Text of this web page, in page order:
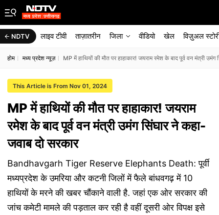
NDTV लाइव टीवी ताज़ातरीन जिला वीडियो खेल विज़ुअल
होम मध्य प्रदेश न्यूज़ MP में हाथियों की मौत पर हाहाकार! जयराम रमेश के बाद पूर्व वन मंत्री
This Article is From Nov 01, 2024
MP में हाथियों की मौत पर हाहाकार! जयराम
रमेश के बाद पूर्व वन मंत्री उमंग सिंघार ने कहा-
जवाब दो सरकार
Bandhavgarh Tiger Reserve Elephants Death: पूर्वी
मध्यप्रदेश के उमरिया और कटनी जिलों में फैले बांधवगढ़ में 10
हाथियों के मरने की खबर चौंकाने वाली है. जहां एक ओर सरकार की
जांच कमेटी मामले की पड़ताल कर रही है वहीं दूसरी ओर विपक्ष इसे